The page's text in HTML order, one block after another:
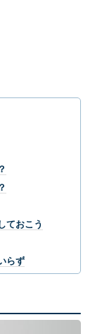
ておこう
らず